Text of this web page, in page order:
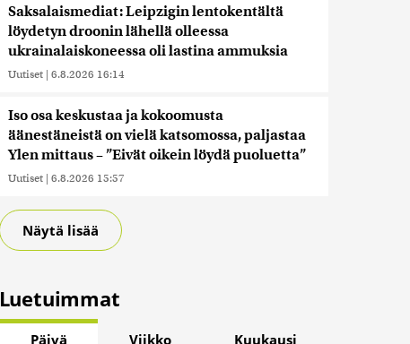
Saksalaismediat: Leipzigin lentokentältä
löydetyn droonin lähellä olleessa
ukrainalaiskoneessa oli lastina ammuksia
Uutiset | 6.8.2026 16:14
Iso osa keskustaa ja kokoomusta
äänestäneistä on vielä katsomossa, paljastaa
Ylen mittaus – ”Eivät oikein löydä puoluetta”
Uutiset | 6.8.2026 15:57
Näytä lisää
Luetuimmat
Päivä Viikko Kuukausi